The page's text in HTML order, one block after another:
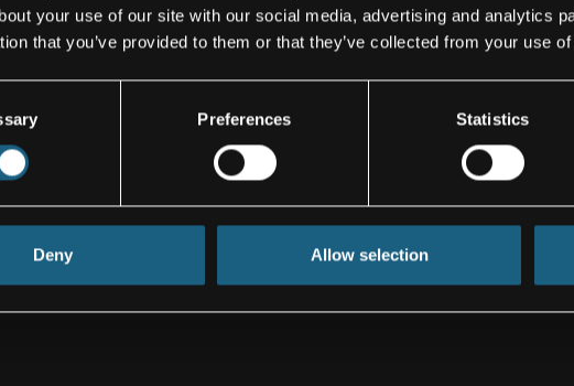
your use of our site with our social media, advertising and analytics
that you’ve provided to them or that they’ve collected from your use
Preferences Statistics
Deny Allow selection